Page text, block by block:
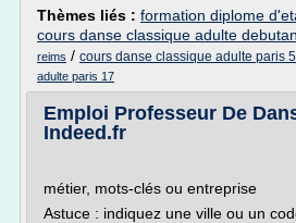
Thèmes liés : formation diplome
cours danse classique adulte
reims / cours danse classique adulte paris 5
adulte paris 17
Emploi Professeur De
Indeed.fr
métier, mots-clés ou entreprise
Astuce : indiquez une ville ou un